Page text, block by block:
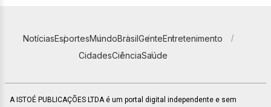
NotíciasEsportesMundoBrasilGenteEntretenimento
CidadesCiênciaSaúde
A ISTOÉ PUBLICAÇÕES LTDA é um portal digital independente e sem